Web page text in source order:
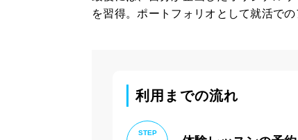
を習得。ポートフォリオとして就活で
利用までの流れ
STEP